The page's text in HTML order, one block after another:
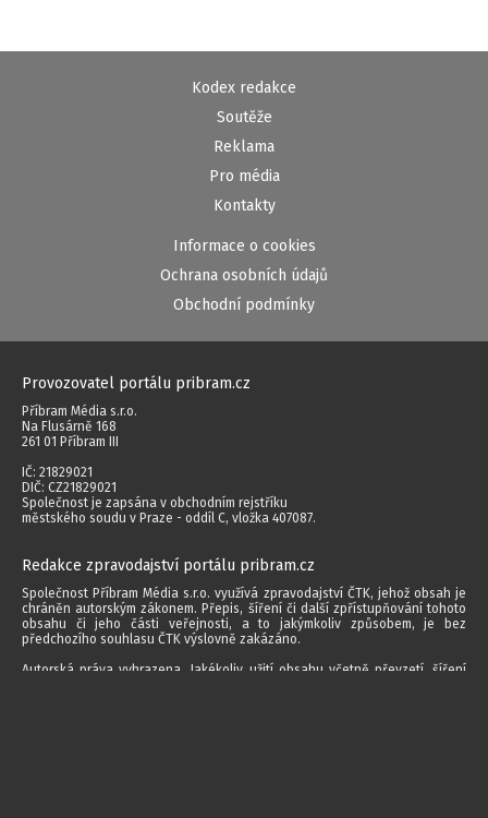
Kodex redakce
Soutěže
Reklama
Pro média
Kontakty
Informace o cookies
Ochrana osobních údajů
Obchodní podmínky
Provozovatel portálu pribram.cz
Příbram Média s.r.o.
Na Flusárně 168
261 01 Příbram III
IČ: 21829021
DIČ: CZ21829021
Společnost je zapsána v obchodním rejstříku
městského soudu v Praze - oddíl C, vložka 407087.
Redakce zpravodajství portálu pribram.cz
Společnost Příbram Média s.r.o. využívá zpravodajství ČTK, jehož obsah je
chráněn autorským zákonem. Přepis, šíření či další zpřístupňování tohoto
obsahu či jeho části veřejnosti, a to jakýmkoliv způsobem, je bez
předchozího souhlasu ČTK výslovně zakázáno.
Autorská práva vyhrazena. Jakékoliv užití obsahu včetně převzetí, šíření